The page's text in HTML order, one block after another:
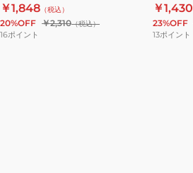
￥1,848 （税込）
20%OFF ￥2,310（税込）
16ポイント
￥1,430
23%OFF
13ポイント